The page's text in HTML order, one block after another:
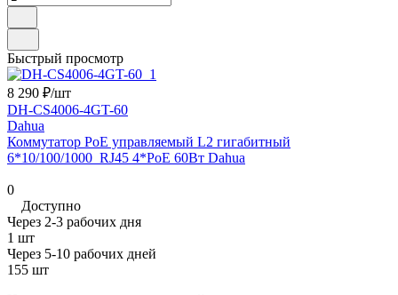
Быстрый просмотр
8 290 ₽/шт
DH-CS4006-4GT-60
Dahua
Коммутатор PoE управляемый L2 гигабитный
6*10/100/1000_RJ45 4*PoE 60Вт Dahua
0
Доступно
Через 2-3 рабочих дня
1 шт
Через 5-10 рабочих дней
155 шт